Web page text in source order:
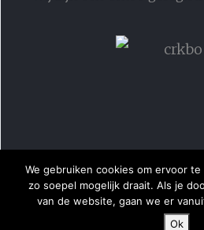
We gebruiken cookies om ervoor
zo soepel mogelijk draait. Als je
van de website, gaan we er
Ok